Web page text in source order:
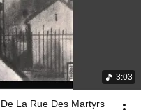
3:03
La Rue Des Martyrs